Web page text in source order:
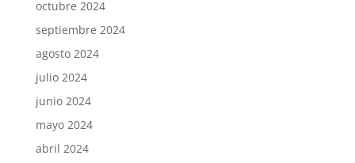
octubre 2024
septiembre 2024
agosto 2024
julio 2024
junio 2024
mayo 2024
abril 2024